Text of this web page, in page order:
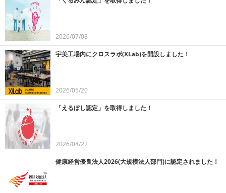
2026/07/08
宇美工場内にクロスラボ(XLab)を開設しました！
2026/05/20
「えるぼし認定」を取得しました！
2026/04/22
健康経営優良法人2026(大規模法人部門)に認定されました！